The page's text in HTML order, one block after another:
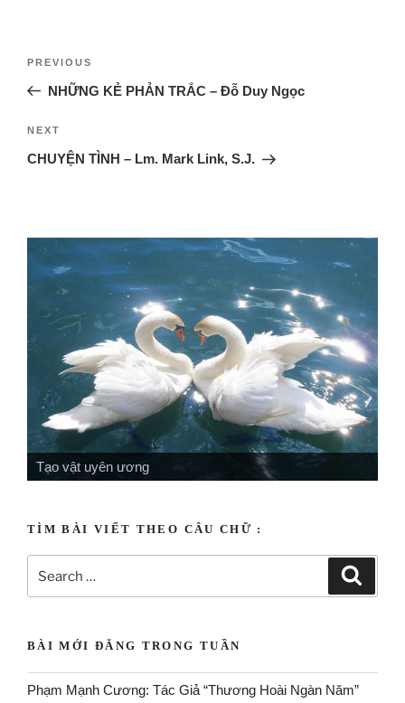
PREVIOUS
NHỮNG KẺ PHẢN TRẮC – Đỗ Duy Ngọc
NEXT
CHUYỆN TÌNH – Lm. Mark Link, S.J.
Tạo vật uyên ương
Tạo vật linh động
TÌM BÀI VIẾT THEO CÂU CHỮ :
BÀI MỚI ĐĂNG TRONG TUẦN
Phạm Mạnh Cương: Tác Giả “Thương Hoài Ngàn Năm”